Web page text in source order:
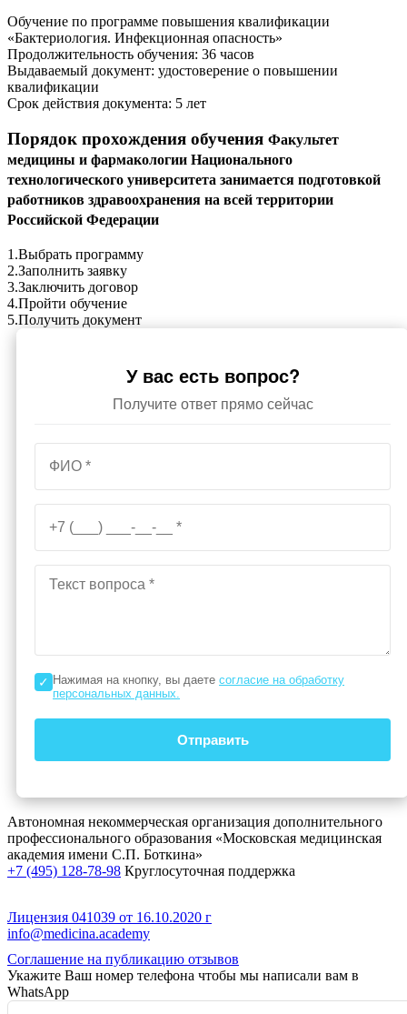
Обучение по программе повышения квалификации
«Бактериология. Инфекционная опасность»
Продолжительность обучения: 36 часов
Выдаваемый документ: удостоверение о повышении
квалификации
Срок действия документа: 5 лет
Порядок прохождения обучения Факультет
медицины и фармакологии Национального
технологического университета занимается подготовкой
работников здравоохранения на всей территории
Российской Федерации
1.Выбрать программу
2.Заполнить заявку
3.Заключить договор
4.Пройти обучение
5.Получить документ
У вас есть вопрос?
Получите ответ прямо сейчас
Нажимая на кнопку, вы даете согласие на обработку
персональных данных.
Отправить
Автономная некоммерческая организация дополнительного
профессионального образования «Московская медицинская
академия имени С.П. Боткина»
+7 (495) 128-78-98 Круглосуточная поддержка
Лицензия 041039 от 16.10.2020 г
info@medicina.academy
Соглашение на публикацию отзывов
Укажите Ваш номер телефона чтобы мы написали вам в
WhatsApp